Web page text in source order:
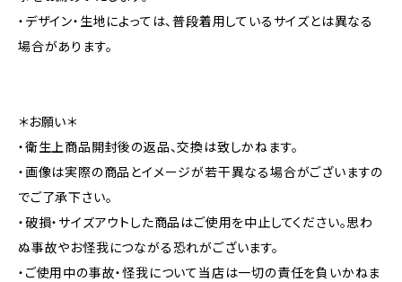
・デザイン・生地によっては、普段着用しているサイズとは異なる
場合があります。
＊お願い＊
・衛生上商品開封後の返品、交換は致しかねます。
・画像は実際の商品とイメージが若干異なる場合がございますの
でご了承下さい。
・破損・サイズアウトした商品はご使用を中止してください。思わ
ぬ事故やお怪我につながる恐れがございます。
・ご使用中の事故・怪我について当店は一切の責任を負いかねま